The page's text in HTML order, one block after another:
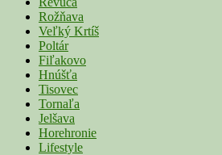
Rožňava
Veľký Krtíš
Poltár
Fiľakovo
Hnúšťa
Tisovec
Tornaľa
Jelšava
Horehronie
Lifestyle